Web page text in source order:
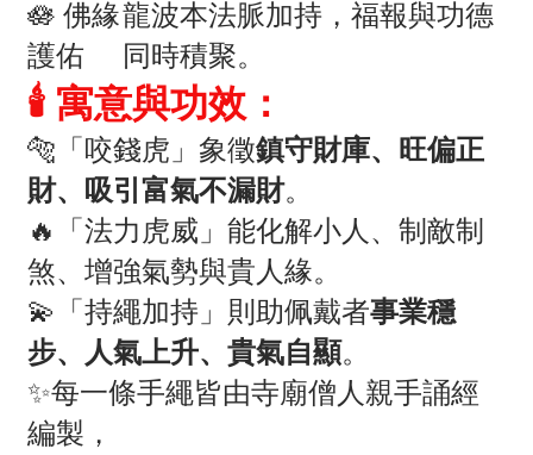
🪷 佛緣
護佑
龍波本法脈加持，福報與功德
同時積聚。
🕯️ 寓意與功效：
🐅「咬錢虎」象徵鎮守財庫、旺偏正
財、吸引富氣不漏財。
🔥「法力虎威」能化解小人、制敵制
煞、增強氣勢與貴人緣。
💫「持繩加持」則助佩戴者事業穩
步、人氣上升、貴氣自顯。
✨每一條手繩皆由寺廟僧人親手誦經
編製，